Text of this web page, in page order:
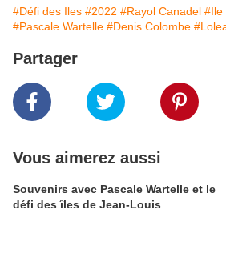
#Défi des Iles #2022 #Rayol Canadel #Ile
#Pascale Wartelle #Denis Colombe
Partager
Vous aimerez aussi
Souvenirs avec Pascale Wartelle et le
défi des îles de Jean-Louis